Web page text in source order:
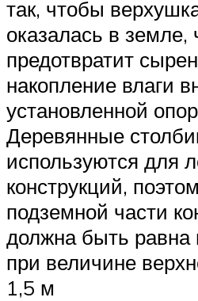
так, чтобы
оказалась в земле,
предотвратит
накопление влаги
установленной
Деревянные
используются для
конструкций,
подземной части
должна быть
при величине
1,5 м